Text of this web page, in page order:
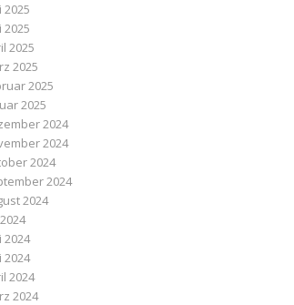
2025
2025
2025
2025
2025
2025
2024
2024
2024
2024
2024
2024
2024
2024
2024